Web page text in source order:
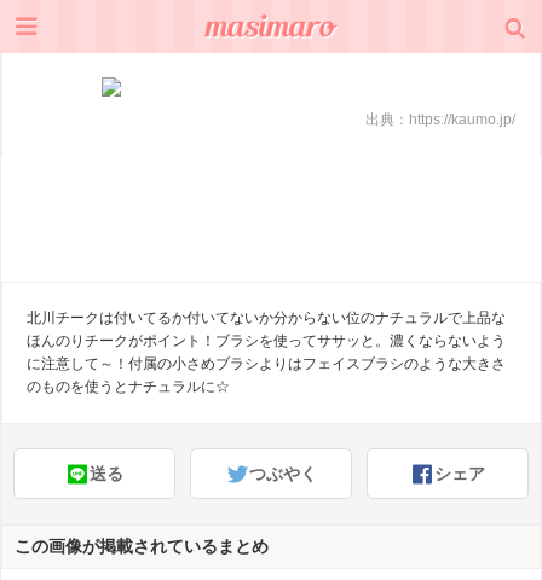
出典： https://kaumo.jp/
北川チークは付いてるか付いてないか分からない位のナチュラルで上品な
ほんのりチークがポイント！ブラシを使ってササッと。濃くならないよう
に注意して～！付属の小さめブラシよりはフェイスブラシのような大きさ
のものを使うとナチュラルに☆
送る つぶやく シェア
この画像が掲載されているまとめ